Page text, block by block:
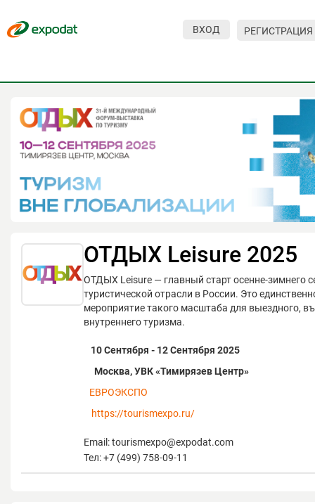
ВХОД РЕГИСТРАЦИЯ
ОТДЫХ Leisure 2025
ОТДЫХ Leisure — главный старт осенне-зимнего
туристической отрасли в России. Это
мероприятие такого масштаба для выездного,
внутреннего туризма.
10 Сентября - 12 Сентября 2025
Москва, УВК «Тимирязев Центр»
ЕВРОЭКСПО
https://tourismexpo.ru/
Email: tourismexpo@expodat.com
Тел: +7 (499) 758-09-11
О сервисе
Организациям
Контакты
Организаторам
Посетителям